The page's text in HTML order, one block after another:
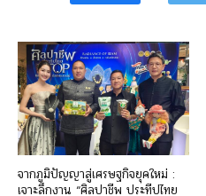
จากภูมิปัญญาสู่เศรษฐกิจยุคใหม่ :
เจาะลึกงาน “ศิลปาชีพ ประทีปไทย